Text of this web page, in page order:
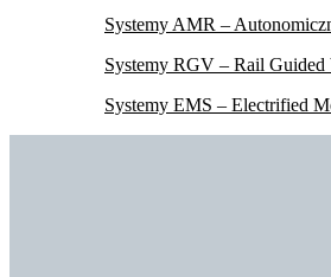
Systemy AMR –
Systemy RGV – Rail Guided
Systemy EMS – Electrified